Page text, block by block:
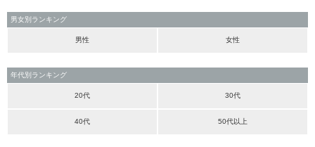
男女別ランキング
男性 女性
年代別ランキング
20代 30代
40代 50代以上